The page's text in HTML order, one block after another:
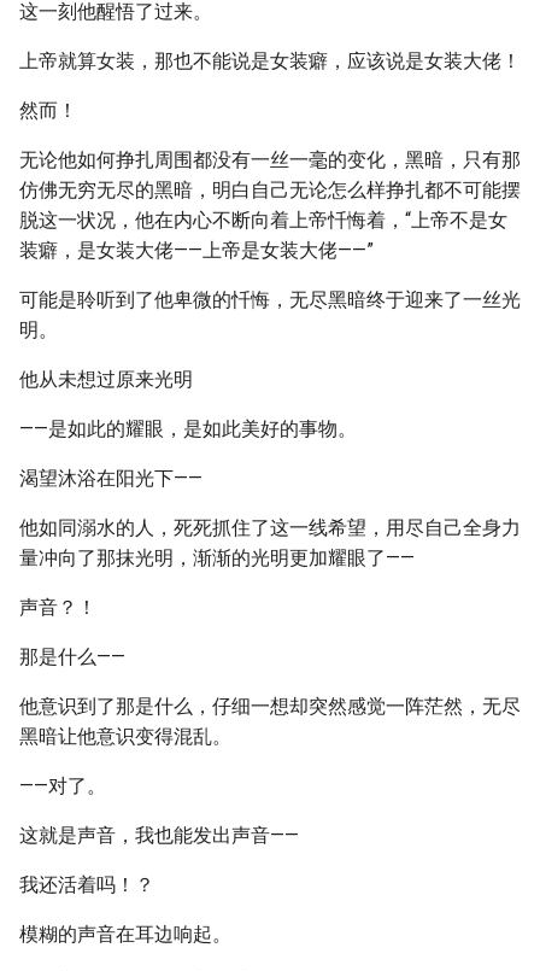
这一刻他醒悟了过来。
上帝就算女装，那也不能说是女装癖，应该说是女装大佬！
然而！
无论他如何挣扎周围都没有一丝一毫的变化，黑暗，只有那
仿佛无穷无尽的黑暗，明白自己无论怎么样挣扎都不可能摆
脱这一状况，他在内心不断向着上帝忏悔着，“上帝不是女
装癖，是女装大佬——上帝是女装大佬——”
可能是聆听到了他卑微的忏悔，无尽黑暗终于迎来了一丝光
明。
他从未想过原来光明
——是如此的耀眼，是如此美好的事物。
渴望沐浴在阳光下——
他如同溺水的人，死死抓住了这一线希望，用尽自己全身力
量冲向了那抹光明，渐渐的光明更加耀眼了——
声音？！
那是什么——
他意识到了那是什么，仔细一想却突然感觉一阵茫然，无尽
黑暗让他意识变得混乱。
——对了。
这就是声音，我也能发出声音——
我还活着吗！？
模糊的声音在耳边响起。